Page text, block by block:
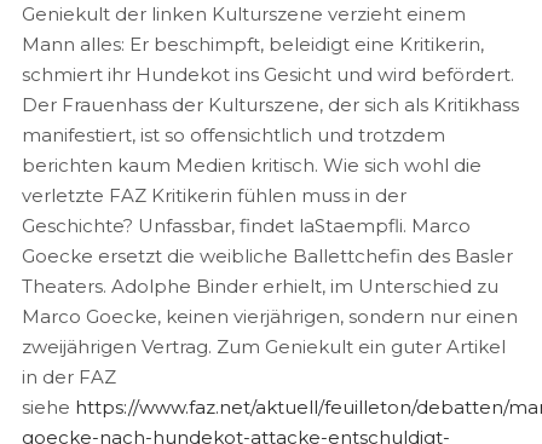
Geniekult der linken Kulturszene verzieht einem
Mann alles: Er beschimpft, beleidigt eine Kritikerin,
schmiert ihr Hundekot ins Gesicht und wird befördert.
Der Frauenhass der Kulturszene, der sich als Kritikhass
manifestiert, ist so offensichtlich und trotzdem
berichten kaum Medien kritisch. Wie sich wohl die
verletzte FAZ Kritikerin fühlen muss in der
Geschichte? Unfassbar, findet laStaempfli. Marco
Goecke ersetzt die weibliche Ballettchefin des Basler
Theaters. Adolphe Binder erhielt, im Unterschied zu
Marco Goecke, keinen vierjährigen, sondern nur einen
zweijährigen Vertrag. Zum Geniekult ein guter Artikel
in der FAZ
siehe https://www.faz.net/aktuell/feuilleton/debatten/
goecke-nach-hundekot-attacke-entschuldigt-